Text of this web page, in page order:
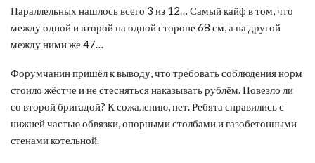
Параллельных нашлось всего 3 из 12… Самый кайф в том, что
между одной и второй на одной стороне 68 см, а на другой
между ними же 47…
Форумчанин пришёл к выводу, что требовать соблюдения норм
стоило жёстче и не стесняться наказывать рублём. Повезло ли
со второй бригадой? К сожалению, нет. Ребята справились с
нижней частью обвязки, опорными столбами и газобетонными
стенами котельной.